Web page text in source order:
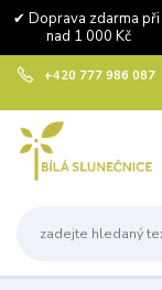
✔ Doprava zdarma
nad 1 000 Kč
+420 777 986 087